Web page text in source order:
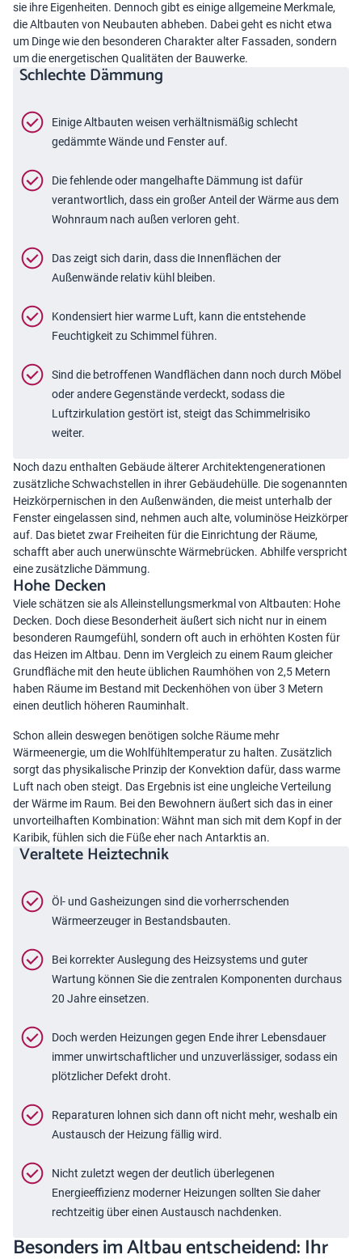
sie ihre Eigenheiten. Dennoch gibt es einige allgemeine Merkmale,
die Altbauten von Neubauten abheben. Dabei geht es nicht etwa
um Dinge wie den besonderen Charakter alter Fassaden, sondern
um die energetischen Qualitäten der Bauwerke.
Schlechte Dämmung
Einige Altbauten weisen verhältnismäßig schlecht
gedämmte Wände und Fenster auf.
Die fehlende oder mangelhafte Dämmung ist dafür
verantwortlich, dass ein großer Anteil der Wärme aus dem
Wohnraum nach außen verloren geht.
Das zeigt sich darin, dass die Innenflächen der
Außenwände relativ kühl bleiben.
Kondensiert hier warme Luft, kann die entstehende
Feuchtigkeit zu Schimmel führen.
Sind die betroffenen Wandflächen dann noch durch Möbel
oder andere Gegenstände verdeckt, sodass die
Luftzirkulation gestört ist, steigt das Schimmelrisiko
weiter.
Noch dazu enthalten Gebäude älterer Architektengenerationen
zusätzliche Schwachstellen in ihrer Gebäudehülle. Die sogenannten
Heizkörpernischen in den Außenwänden, die meist unterhalb der
Fenster eingelassen sind, nehmen auch alte, voluminöse Heizkörper
auf. Das bietet zwar Freiheiten für die Einrichtung der Räume,
schafft aber auch unerwünschte Wärmebrücken. Abhilfe verspricht
eine zusätzliche Dämmung.
Hohe Decken
Viele schätzen sie als Alleinstellungsmerkmal von Altbauten: Hohe
Decken. Doch diese Besonderheit äußert sich nicht nur in einem
besonderen Raumgefühl, sondern oft auch in erhöhten Kosten für
das Heizen im Altbau. Denn im Vergleich zu einem Raum gleicher
Grundfläche mit den heute üblichen Raumhöhen von 2,5 Metern
haben Räume im Bestand mit Deckenhöhen von über 3 Metern
einen deutlich höheren Rauminhalt.
Schon allein deswegen benötigen solche Räume mehr
Wärmeenergie, um die Wohlfühltemperatur zu halten. Zusätzlich
sorgt das physikalische Prinzip der Konvektion dafür, dass warme
Luft nach oben steigt. Das Ergebnis ist eine ungleiche Verteilung
der Wärme im Raum. Bei den Bewohnern äußert sich das in einer
unvorteilhaften Kombination: Wähnt man sich mit dem Kopf in der
Karibik, fühlen sich die Füße eher nach Antarktis an.
Veraltete Heiztechnik
Öl- und Gasheizungen sind die vorherrschenden
Wärmeerzeuger in Bestandsbauten.
Bei korrekter Auslegung des Heizsystems und guter
Wartung können Sie die zentralen Komponenten durchaus
20 Jahre einsetzen.
Doch werden Heizungen gegen Ende ihrer Lebensdauer
immer unwirtschaftlicher und unzuverlässiger, sodass ein
plötzlicher Defekt droht.
Reparaturen lohnen sich dann oft nicht mehr, weshalb ein
Austausch der Heizung fällig wird.
Nicht zuletzt wegen der deutlich überlegenen
Energieeffizienz moderner Heizungen sollten Sie daher
rechtzeitig über einen Austausch nachdenken.
Besonders im Altbau entscheidend: Ihr